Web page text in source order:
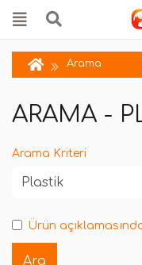
Arama
ARAMA -
Arama Kriteri
Ürün